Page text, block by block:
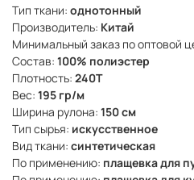
Тип ткани: однотонный
Производитель: Китай
Минимальный заказ по оптовой
Состав: 100% полиэстер
Плотность: 240Т
Вес: 195 гр/м
Ширина рулона: 150 см
Тип сырья: искусственное
Вид ткани: синтетическая
По применению: плащевка для